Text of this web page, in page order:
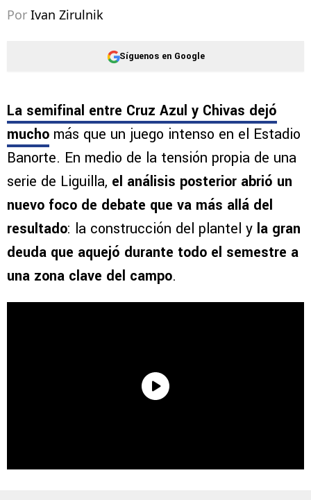
Por Ivan Zirulnik
Síguenos en Google
La semifinal entre Cruz Azul y Chivas dejó
mucho más que un juego intenso en el Estadio
Banorte. En medio de la tensión propia de una
serie de Liguilla, el análisis posterior abrió un
nuevo foco de debate que va más allá del
resultado: la construcción del plantel y la gran
deuda que aquejó durante todo el semestre a
una zona clave del campo.